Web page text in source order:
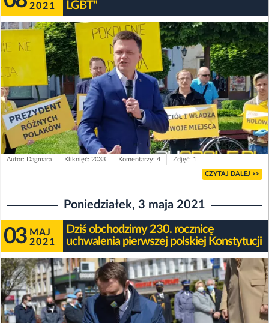
2021
LGBT"
Autor: Dagmara Kliknięć: 2033 Komentarzy: 4 Zdjęć: 1
CZYTAJ DALEJ >>
Poniedziałek, 3 maja 2021
03 MAJ
2021
Dziś obchodzimy 230. rocznicę
uchwalenia pierwszej polskiej Konstytucji